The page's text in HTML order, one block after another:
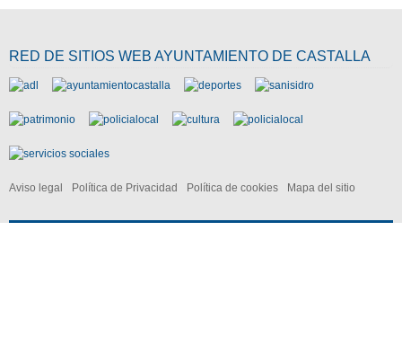
RED DE SITIOS WEB AYUNTAMIENTO DE CASTALLA
Aviso legal Política de Privacidad Política de cookies Mapa del sitio